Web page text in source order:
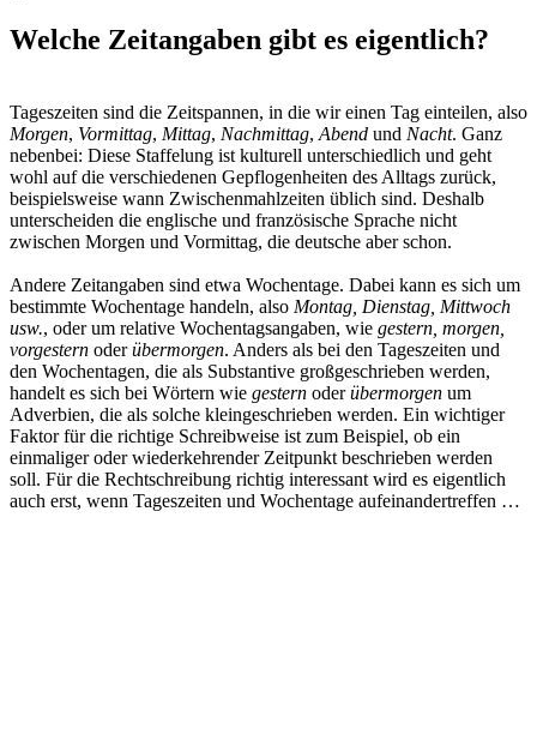
Welche Zeitangaben gibt es eigentlich?
Tageszeiten sind die Zeitspannen, in die wir einen Tag einteilen, also
Morgen, Vormittag, Mittag, Nachmittag, Abend und Nacht. Ganz
nebenbei: Diese Staffelung ist kulturell unterschiedlich und geht
wohl auf die verschiedenen Gepflogenheiten des Alltags zurück,
beispielsweise wann Zwischenmahlzeiten üblich sind. Deshalb
unterscheiden die englische und französische Sprache nicht
zwischen Morgen und Vormittag, die deutsche aber schon.
Andere Zeitangaben sind etwa Wochentage. Dabei kann es sich um
bestimmte Wochentage handeln, also Montag, Dienstag, Mittwoch
usw., oder um relative Wochentagsangaben, wie gestern, morgen,
vorgestern oderübermorgen. Anders als bei den Tageszeiten und
den Wochentagen, die als Substantive großgeschrieben werden,
handelt es sich bei Wörtern wie gestern oderübermorgen um
Adverbien, die als solche kleingeschrieben werden. Ein wichtiger
Faktor für die richtige Schreibweise ist zum Beispiel, ob ein
einmaliger oder wiederkehrender Zeitpunkt beschrieben werden
soll. Für die Rechtschreibung richtig interessant wird es eigentlich
auch erst, wenn Tageszeiten und Wochentage aufeinandertreffen …